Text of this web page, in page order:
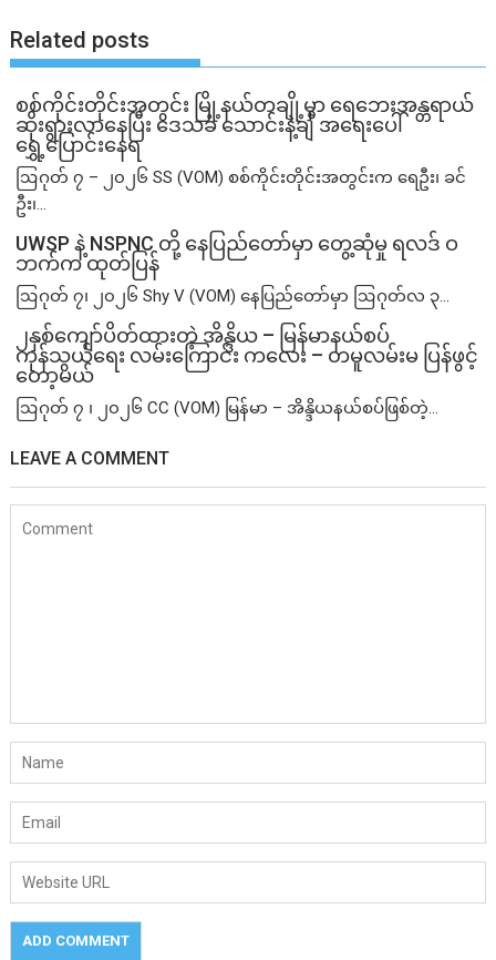
Related posts
စစ်ကိုင်းတိုင်းအတွင်း မြို့နယ်တချို့မှာ ရေဘေးအန္တရာယ်
ဆိုးရွားလာနေပြီး ဒေသခံ သောင်းနဲ့ချီ အရေးပေါ်
ရွှေ့ပြောင်းနေရ
ဩဂုတ် ၇ – ၂၀၂၆ SS (VOM) စစ်ကိုင်းတိုင်းအတွင်းက ရေဦး၊ ခင်
ဦး၊...
UWSP နဲ့ NSPNC တို့ နေပြည်တော်မှာ တွေ့ဆုံမှု ရလဒ် ဝ
ဘက်က ထုတ်ပြန်
ဩဂုတ် ၇၊ ၂၀၂၆ Shy V (VOM) နေပြည်တော်မှာ ဩဂုတ်လ ၃...
၂နှစ်​ကျော်ပိတ်ထားတဲ့ အိန္ဒိယ – မြန်မာနယ်စပ်
ကုန်သွယ်ရေး လမ်းကြောင်း ကလေး – တမူလမ်းမ ပြန်ဖွင့်
တော့မယ်
ဩဂုတ် ၇ ၊ ၂၀၂၆ CC (VOM) မြန်မာ – အိန္ဒိယနယ်စပ်ဖြစ်တဲ့...
LEAVE A COMMENT